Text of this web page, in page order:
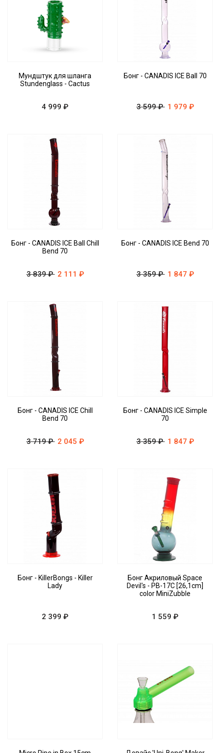
Мундштук для шланга
Stundenglass - Cactus
4 999 ₽
Бонг - CANADIS ICE Ball 70
3 599 ₽ 1 979 ₽
Бонг - CANADIS ICE Ball Chill
Bend 70
3 839 ₽ 2 111 ₽
Бонг - CANADIS ICE Bend 70
3 359 ₽ 1 847 ₽
Бонг - CANADIS ICE Chill
Bend 70
3 719 ₽ 2 045 ₽
Бонг - CANADIS ICE Simple
70
3 359 ₽ 1 847 ₽
Бонг - KillerBongs - Killer
Lady
2 399 ₽
Бонг Акриловый Space
Devil's - PB-17C [26,1cm]
color MiniZubble
1 559 ₽